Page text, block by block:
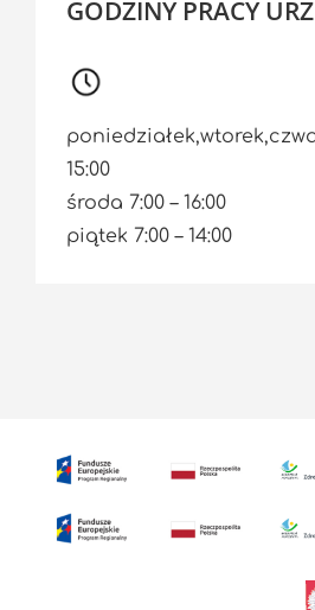
GODZINY PRACY
15:00
środa 7:00 – 16:00
piątek 7:00 – 14:00